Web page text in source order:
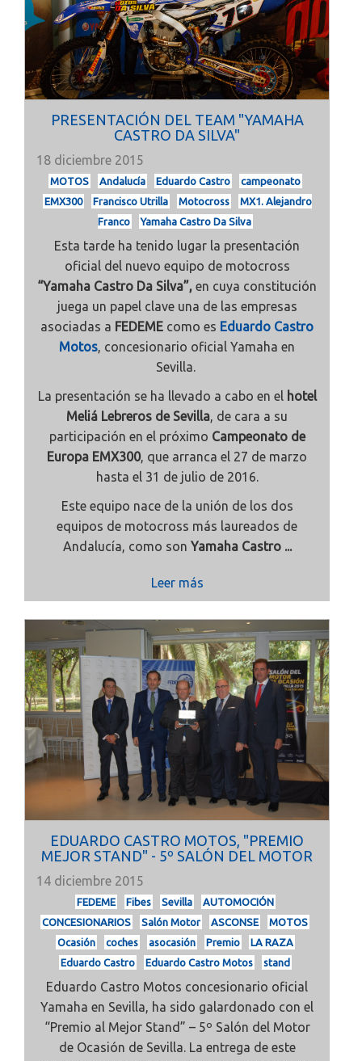
PRESENTACIÓN DEL TEAM "YAMAHA
CASTRO DA SILVA"
18 diciembre 2015
MOTOS Andalucía Eduardo Castro
campeonato
EMX300
Francisco Utrilla Motocross
MX1. Alejandro
Franco
Yamaha Castro Da Silva
Esta tarde ha tenido lugar la presentación
oficial del nuevo equipo de motocross
“Yamaha Castro Da Silva”, en cuya constitución
juega un papel clave una de las empresas
asociadas a FEDEME como es Eduardo Castro
Motos, concesionario oficial Yamaha en
Sevilla.
La presentación se ha llevado a cabo en el hotel
Meliá Lebreros de Sevilla, de cara a su
participación en el próximo Campeonato de
Europa EMX300, que arranca el 27 de marzo
hasta el 31 de julio de 2016.
Este equipo nace de la unión de los dos
equipos de motocross más laureados de
Andalucía, como son Yamaha Castro ...
Leer más
EDUARDO CASTRO MOTOS, "PREMIO
MEJOR STAND" - 5º SALÓN DEL MOTOR
14 diciembre 2015
FEDEME Fibes Sevilla
AUTOMOCIÓN
CONCESIONARIOS
Salón Motor ASCONSE
MOTOS
Ocasión
coches asocasión Premio
LA RAZA
Eduardo Castro
Eduardo Castro Motos stand
Eduardo Castro Motos concesionario oficial
Yamaha en Sevilla, ha sido galardonado con el
“Premio al Mejor Stand” – 5º Salón del Motor
de Ocasión de Sevilla. La entrega de este